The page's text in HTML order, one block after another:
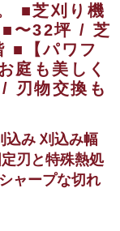
■芝刈り機
■〜32坪 / 芝
■【パワフ
庭も美しく
刃物交換も
込み 刈込み幅
刃と特殊熱処
ャープな切れ